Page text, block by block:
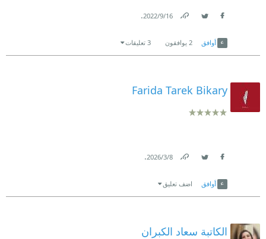
16‏/9‏/2022
.
أوافق 2 يوافقون 3 تعليقات
Farida Tarek Bikary
8‏/3‏/2026
.
أوافق اضف تعليق
الكاتبة سعاد الكبران